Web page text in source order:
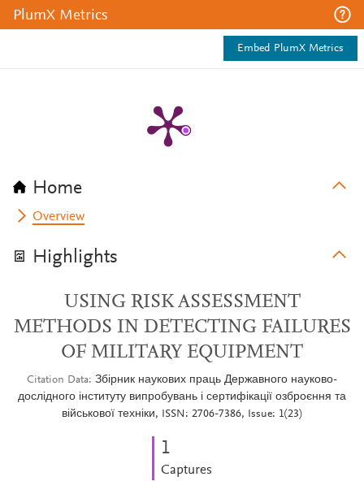
PlumX Metrics
Embed PlumX Metrics
Home
Overview
Highlights
USING RISK ASSESSMENT
METHODS IN DETECTING FAILURES
OF MILITARY EQUIPMENT
Citation Data Збірник наукових праць Державного науково-
дослідного інституту випробувань і сертифікації озброєння та
військової техніки, ISSN: 2706-7386, Issue: 1(23)
1
Captures